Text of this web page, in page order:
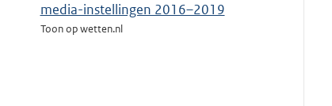
media-instellingen 2016–2019
Toon op wetten.nl